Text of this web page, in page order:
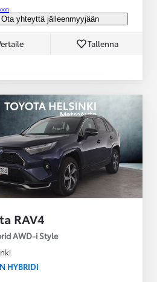
Ota yhteyttä jälleenmyyjään
Tallenna
/ Moottorinlämmitin!
RAV4
AWD-i Style
HYBRIDI